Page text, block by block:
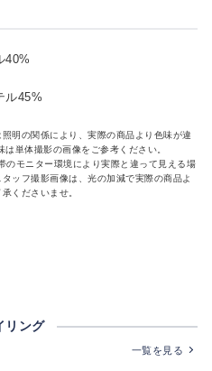
40%
ル45%
明の関係により、実際の商品より色味が違
単体撮影の画像をご参考ください。
モニター環境により実際と違って見える場
ッフ撮影画像は、光の加減で実際の商品よ
くださいませ。
リング
一覧を見る